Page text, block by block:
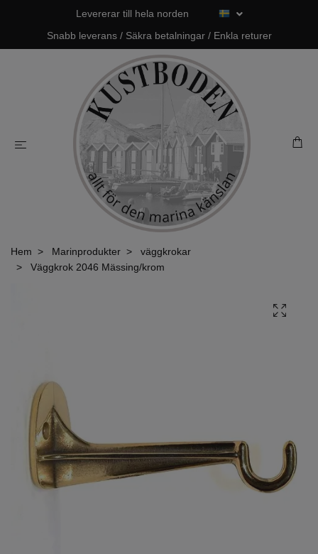
Levererar till hela norden
Snabb leverans / Säkra betalningar / Enkla returer
Hem Marinprodukter
väggkrokar
Väggkrok 2046 Mässing/krom